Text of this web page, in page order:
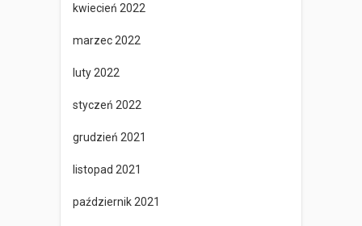
kwiecień 2022
marzec 2022
luty 2022
styczeń 2022
grudzień 2021
listopad 2021
październik 2021